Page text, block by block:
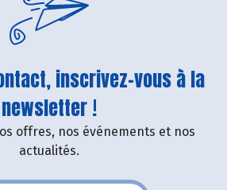
inscrivez-vous à la
newsletter !
offres, nos événements et nos
actualités.